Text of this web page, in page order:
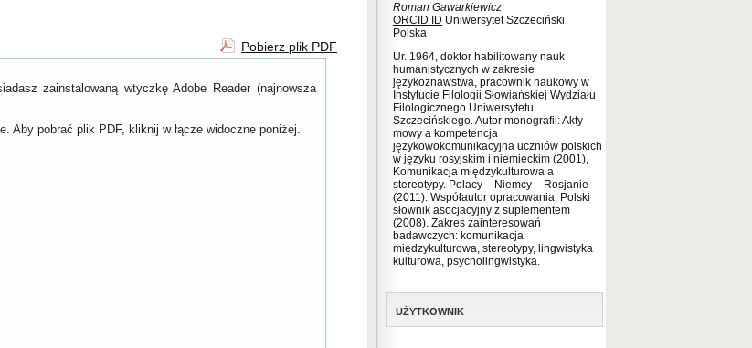
Roman Gawarkiewicz
ORCID ID Uniwersytet Szczeciński
Polska
Ur. 1964, doktor habilitowany nauk
humanistycznych w zakresie
językoznawstwa, pracownik naukowy w
Instytucie Filologii Słowiańskiej Wydziału
Filologicznego Uniwersytetu
Szczecińskiego. Autor monografii: Akty
mowy a kompetencja
językowokomunikacyjna uczniów polskich
w języku rosyjskim i niemieckim (2001),
Komunikacja międzykulturowa a
stereotypy. Polacy – Niemcy – Rosjanie
(2011). Współautor opracowania: Polski
słownik asocjacyjny z suplementem
(2008). Zakres zainteresowań
badawczych: komunikacja
międzykulturowa, stereotypy, lingwistyka
kulturowa, psycholingwistyka.
UŻYTKOWNIK
Pobierz plik PDF
zainstalowaną wtyczkę Adobe Reader (najnowsza
Aby pobrać plik PDF, kliknij w łącze widoczne poniżej.